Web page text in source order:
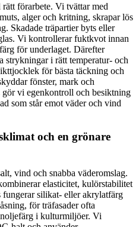
förarbete. Vi tvättar med
alger och kritning, skrapar lös
Skadade träpartier byts eller
Vi kontrollerar fuktkvot innan
för underlaget. Därefter
strykningar i rätt temperatur- och
för bästa täckning och
fönster, mark och
vi egenkontroll och besiktning
som står emot väder och vind
och en grönare
vind och snabba väderomslag.
elasticitet, kulörstabilitet
silikat- eller akrylatfärg
för träfasader ofta
i kulturmiljöer. Vi